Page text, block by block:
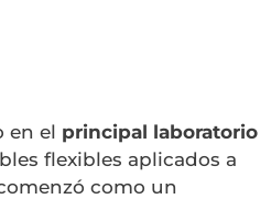
en el principal laboratorio
flexibles aplicados a
como un